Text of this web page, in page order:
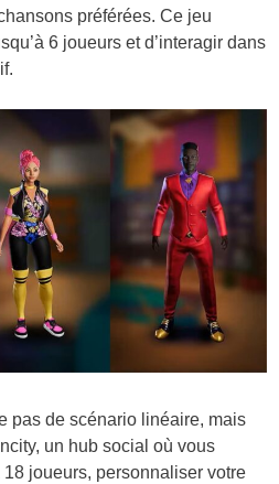
préférées. Ce jeu
6 joueurs et d’interagir dans
pas de scénario linéaire, mais
un hub social où vous
18 joueurs, personnaliser votre